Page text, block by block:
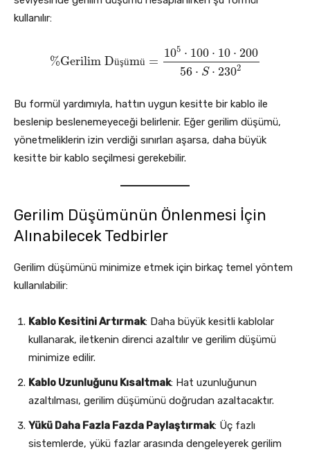
kullanılır:
%Gerilim Düşümü =
105 ⋅ 100 ⋅ 10 ⋅ 200
56 ⋅ S ⋅ 2302
%Gerilim Düşümü=10 5⋅100⋅10⋅20056⋅S⋅2302
Bu formül yardımıyla, hattın uygun kesitte bir kablo ile
beslenip beslenemeyeceği belirlenir. Eğer gerilim düşümü,
yönetmeliklerin izin verdiği sınırları aşarsa, daha büyük
kesitte bir kablo seçilmesi gerekebilir.
Gerilim Düşümünün Önlenmesi İçin
Alınabilecek Tedbirler
Gerilim düşümünü minimize etmek için birkaç temel yöntem
kullanılabilir:
Kablo Kesitini Artırmak: Daha büyük kesitli kablolar
kullanarak, iletkenin direnci azaltılır ve gerilim düşümü
minimize edilir.
Kablo Uzunluğunu Kısaltmak: Hat uzunluğunun
azaltılması, gerilim düşümünü doğrudan azaltacaktır.
Yükü Daha Fazla Fazda Paylaştırmak: Üç fazlı
sistemlerde, yükü fazlar arasında dengeleyerek gerilim